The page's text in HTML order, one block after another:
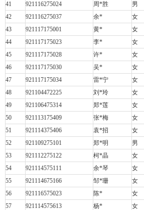
41
921116275024 周*胜 男
42
921116275037 余* 女
43
921117175001 黄* 女
44
921117175023 李* 女
45
921117175028 许* 女
46
921117175030 吴* 女
47
921117175034 雷*宁 女
48
921104472225 刘 *玲 女
49
921106475314 郑*莲 女
50
921113175409 张*梅 女
51
921114375406 袁*招 女
52
921109275101 郑*明 男
53
921112275122 柯*晶 女
54
921114575111 余*琴 女
55
921114675166 邹*珊 女
56
921116575023 陈* 女
57
921114575613 杨* 女